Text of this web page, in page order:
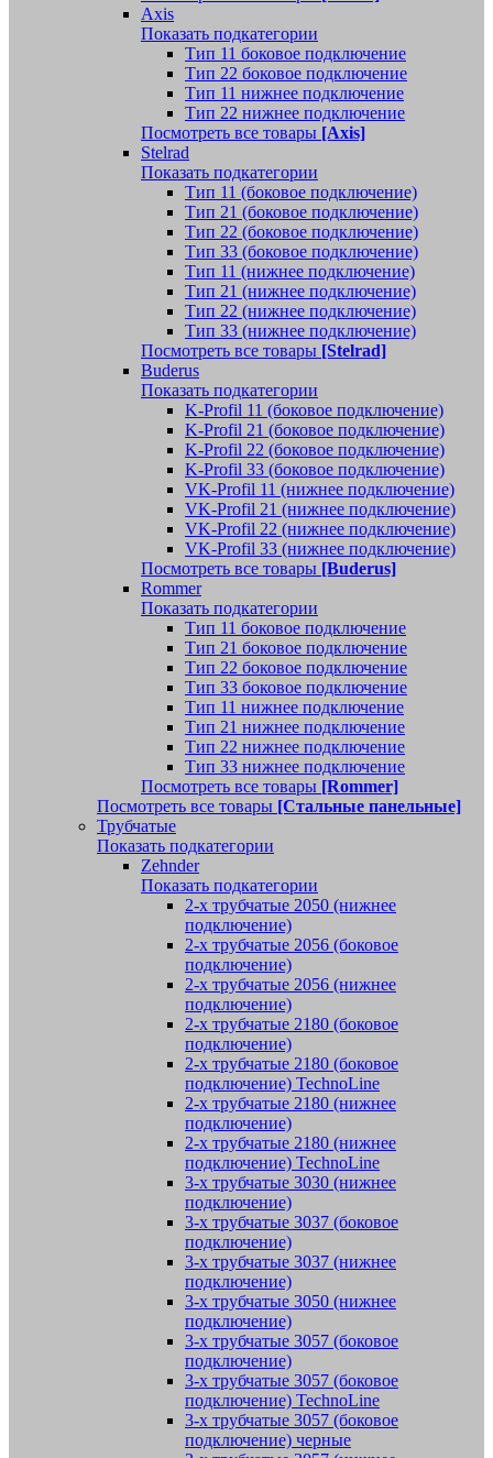
Axis
Показать подкатегории
Тип 11 боковое подключение
Тип 22 боковое подключение
Тип 11 нижнее подключение
Тип 22 нижнее подключение
Посмотреть все товары [Axis]
Stelrad
Показать подкатегории
Tип 11 (боковое подключение)
Тип 21 (боковое подключение)
Тип 22 (боковое подключение)
Тип 33 (боковое подключение)
Тип 11 (нижнее подключение)
Тип 21 (нижнее подключение)
Тип 22 (нижнее подключение)
Тип 33 (нижнее подключение)
Посмотреть все товары [Stelrad]
Buderus
Показать подкатегории
K-Profil 11 (боковое подключение)
K-Profil 21 (боковое подключение)
K-Profil 22 (боковое подключение)
K-Profil 33 (боковое подключение)
VK-Profil 11 (нижнее подключение)
VK-Profil 21 (нижнее подключение)
VK-Profil 22 (нижнее подключение)
VK-Profil 33 (нижнее подключение)
Посмотреть все товары [Buderus]
Rommer
Показать подкатегории
Тип 11 боковое подключение
Тип 21 боковое подключение
Тип 22 боковое подключение
Тип 33 боковое подключение
Тип 11 нижнее подключение
Тип 21 нижнее подключение
Тип 22 нижнее подключение
Тип 33 нижнее подключение
Посмотреть все товары [Rommer]
Посмотреть все товары [Стальные панельные]
Трубчатые
Показать подкатегории
Zehnder
Показать подкатегории
2-х трубчатые 2050 (нижнее
подключение)
2-х трубчатые 2056 (боковое
подключение)
2-х трубчатые 2056 (нижнее
подключение)
2-х трубчатые 2180 (боковое
подключение)
2-х трубчатые 2180 (боковое
подключение) TechnoLine
2-х трубчатые 2180 (нижнее
подключение)
2-х трубчатые 2180 (нижнее
подключение) TechnoLine
3-х трубчатые 3030 (нижнее
подключение)
3-х трубчатые 3037 (боковое
подключение)
3-х трубчатые 3037 (нижнее
подключение)
3-х трубчатые 3050 (нижнее
подключение)
3-х трубчатые 3057 (боковое
подключение)
3-х трубчатые 3057 (боковое
подключение) TechnoLine
3-х трубчатые 3057 (боковое
подключение) черные